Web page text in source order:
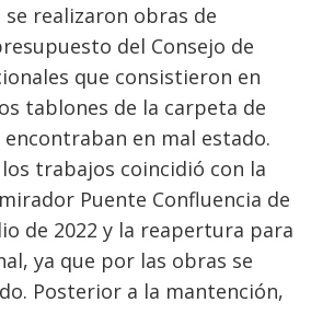
realizaron obras de
del Consejo de
que consistieron en
tablones de la carpeta de
encontraban en mal estado.
trabajos coincidió con la
Puente Confluencia de
de 2022 y la reapertura para
ya que por las obras se
Posterior a la mantención,